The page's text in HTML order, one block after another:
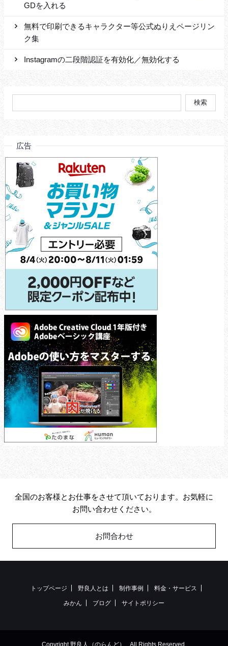
GDを入れる
無料で印刷できるキャラクター等公式ぬりえページリン
ク集
Instagramの二段階認証を有効化／無効化する
索:
広告
全国のお客様とお仕事をさせて頂いております。お気軽に
お問い合わせください。
お問合わせ
トップページ 野良人とは 制作事例 料金・サービス
みかん ブログ サイトポリシー
Copyright 野良人（のらんど） , All Rights Reserved.